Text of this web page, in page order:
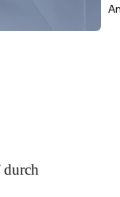
durch